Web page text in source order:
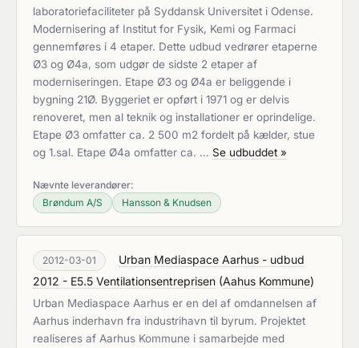
laboratoriefaciliteter på Syddansk Universitet i Odense.
Modernisering af Institut for Fysik, Kemi og Farmaci
gennemføres i 4 etaper. Dette udbud vedrører etaperne
Ø3 og Ø4a, som udgør de sidste 2 etaper af
moderniseringen. Etape Ø3 og Ø4a er beliggende i
bygning 21Ø. Byggeriet er opført i 1971 og er delvis
renoveret, men al teknik og installationer er oprindelige.
Etape Ø3 omfatter ca. 2 500 m2 fordelt på kælder, stue
og 1.sal. Etape Ø4a omfatter ca. … Se udbuddet »
Nævnte leverandører:
Brøndum A/S
Hansson & Knudsen
2012-03-01
Urban Mediaspace Aarhus - udbud
2012 - E5.5 Ventilationsentreprisen (Aahus Kommune)
Urban Mediaspace Aarhus er en del af omdannelsen af
Aarhus inderhavn fra industrihavn til byrum. Projektet
realiseres af Aarhus Kommune i samarbejde med